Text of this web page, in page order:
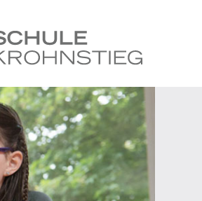
Startseite
Wer wir sind
Was wir tun
Ganztag
Unsere